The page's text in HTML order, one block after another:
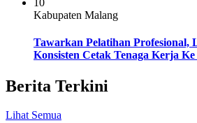
10
Kabupaten Malang
Tawarkan Pelatihan Profesional,
Konsisten Cetak Tenaga Kerja Ke
Berita Terkini
Lihat Semua